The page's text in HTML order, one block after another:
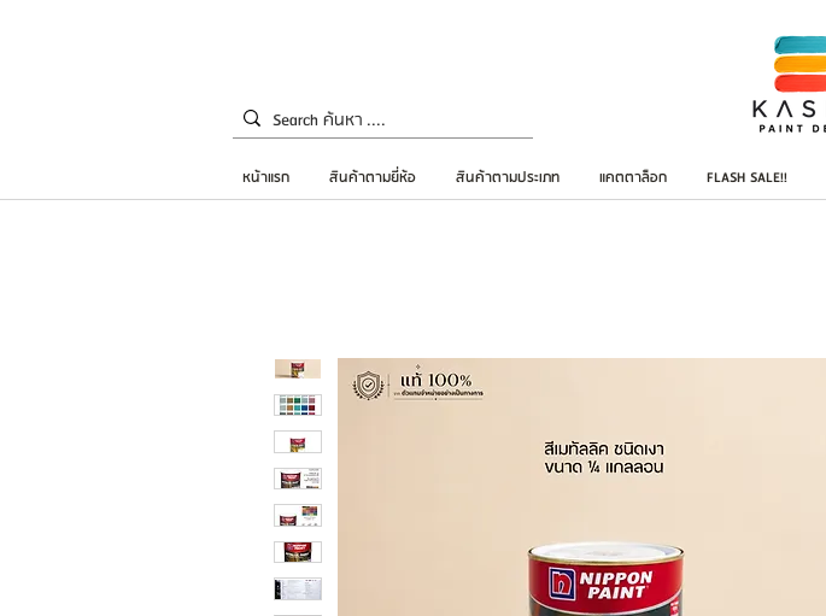
หน้าแรก สินค้าตามยี่ห้อ สินค้าตามประเภท แคตตาล็อก FLASH SALE!!